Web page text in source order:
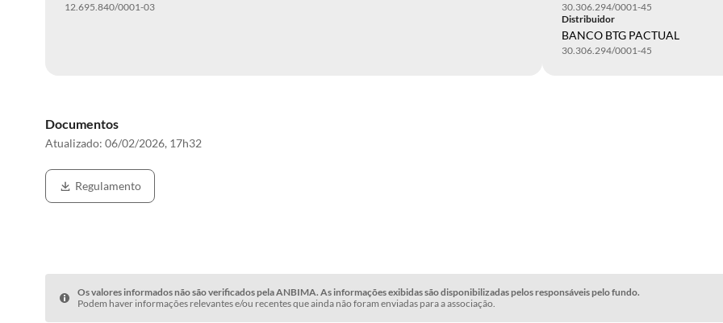
12.695.840/0001-03
30.306.294/0001-45
Distribuidor
BANCO BTG PACTUAL
30.306.294/0001-45
Documentos
Atualizado: 06/02/2026, 17h32
Regulamento
Os valores informados não são verificados pela ANBIMA. As informações exibidas são disponibilizadas pelos responsáveis pelo fundo.
Podem haver informações relevantes e/ou recentes que ainda não foram enviadas para a associação.